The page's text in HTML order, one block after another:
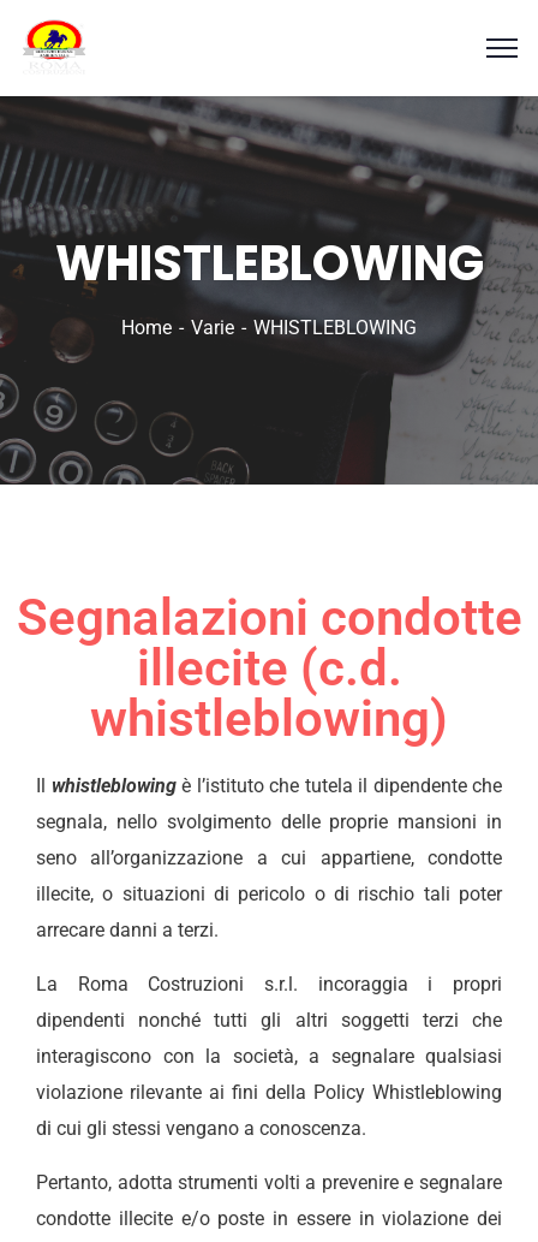
WHISTLEBLOWING
Home Varie WHISTLEBLOWING
Segnalazioni condotte
illecite (c.d.
whistleblowing)
Il whistleblowingè l’istituto che tutela il dipendente che
segnala, nello svolgimento delle proprie mansioni in
seno all’organizzazione a cui appartiene, condotte
illecite, o situazioni di pericolo o di rischio tali poter
arrecare danni a terzi.
La Roma Costruzioni s.r.l. incoraggia i propri
dipendenti nonché tutti gli altri soggetti terzi che
interagiscono con la società, a segnalare qualsiasi
violazione rilevante ai fini della Policy Whistleblowing
di cui gli stessi vengano a conoscenza.
Pertanto, adotta strumenti volti a prevenire e segnalare
condotte illecite e/o poste in essere in violazione dei